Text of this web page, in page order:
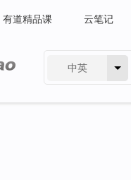
有道精品课 云笔记
中英